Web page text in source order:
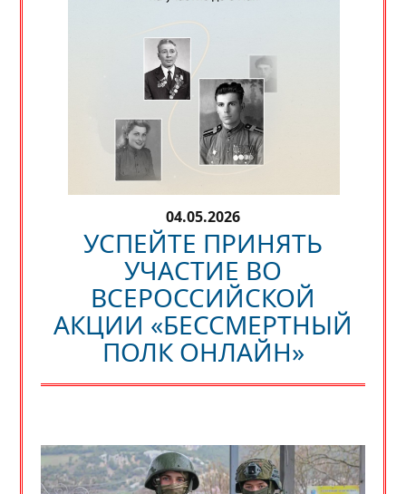
04.05.2026
УСПЕЙТЕ ПРИНЯТЬ
УЧАСТИЕ ВО
ВСЕРОССИЙСКОЙ
АКЦИИ «БЕССМЕРТНЫЙ
ПОЛК ОНЛАЙН»